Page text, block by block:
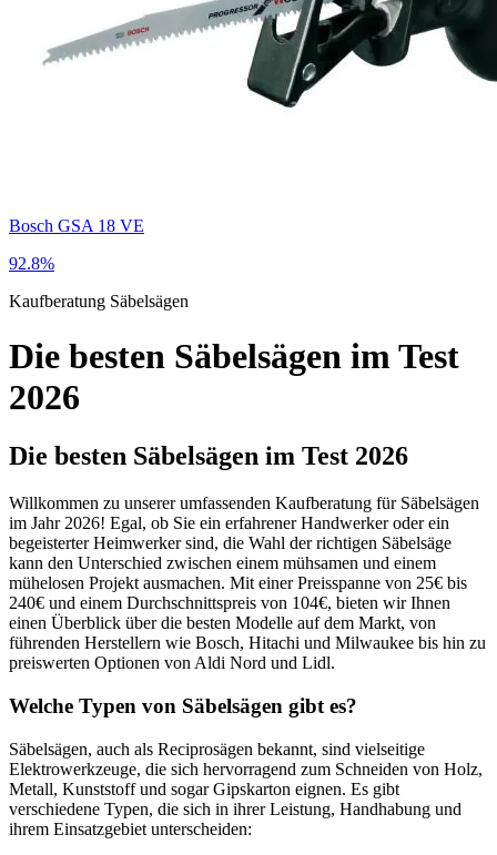
Bosch GSA 18 VE
92.8%
Kaufberatung Säbelsägen
Die besten Säbelsägen im Test
2026
Die besten Säbelsägen im Test 2026
Willkommen zu unserer umfassenden Kaufberatung für Säbelsägen
im Jahr 2026! Egal, ob Sie ein erfahrener Handwerker oder ein
begeisterter Heimwerker sind, die Wahl der richtigen Säbelsäge
kann den Unterschied zwischen einem mühsamen und einem
mühelosen Projekt ausmachen. Mit einer Preisspanne von 25€ bis
240€ und einem Durchschnittspreis von 104€, bieten wir Ihnen
einen Überblick über die besten Modelle auf dem Markt, von
führenden Herstellern wie Bosch, Hitachi und Milwaukee bis hin zu
preiswerten Optionen von Aldi Nord und Lidl.
Welche Typen von Säbelsägen gibt es?
Säbelsägen, auch als Reciprosägen bekannt, sind vielseitige
Elektrowerkzeuge, die sich hervorragend zum Schneiden von Holz,
Metall, Kunststoff und sogar Gipskarton eignen. Es gibt
verschiedene Typen, die sich in ihrer Leistung, Handhabung und
ihrem Einsatzgebiet unterscheiden: